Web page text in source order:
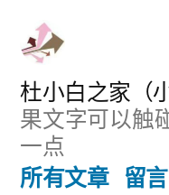
杜小白之家（
果文字可以触
一点
所有文章 留